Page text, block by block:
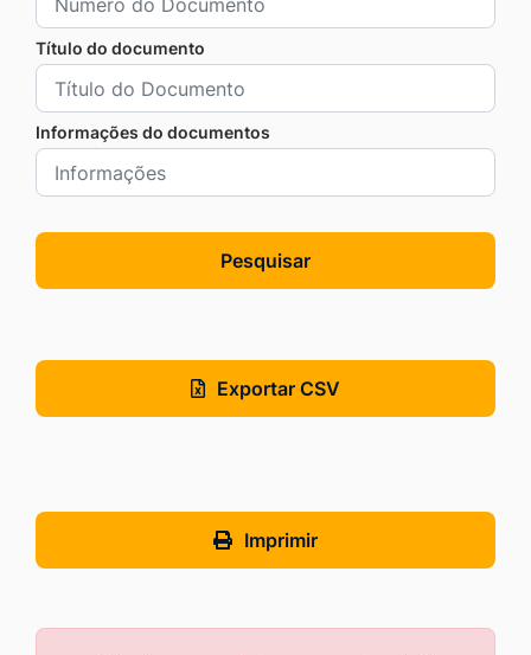
Título do documento
Informações do documentos
Pesquisar
Exportar CSV
Imprimir